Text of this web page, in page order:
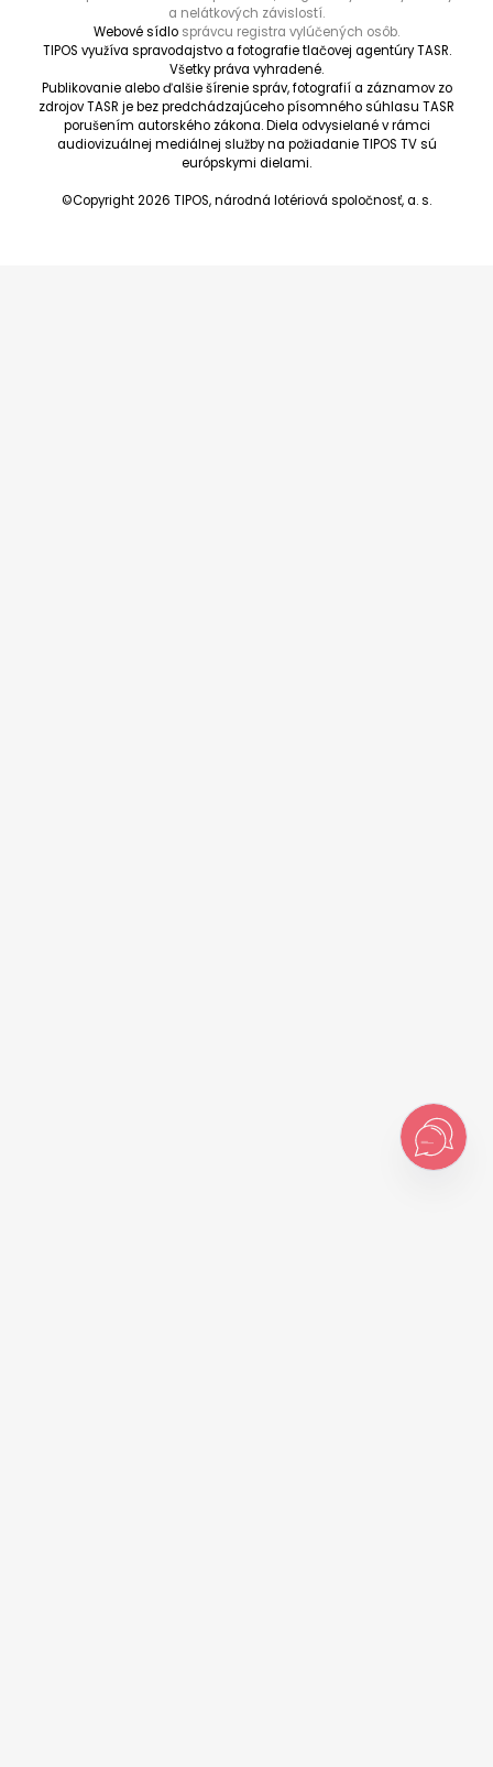
a nelátkových závislostí.
Webové sídlo správcu registra vylúčených osôb.
TIPOS využíva spravodajstvo a fotografie tlačovej agentúry TASR.
Všetky práva vyhradené.
Publikovanie alebo ďalšie šírenie správ, fotografií a záznamov zo
zdrojov TASR je bez predchádzajúceho písomného súhlasu TASR
porušením autorského zákona. Diela odvysielané v rámci
audiovizuálnej mediálnej služby na požiadanie TIPOS TV sú
európskymi dielami.
©Copyright 2026 TIPOS, národná lotériová spoločnosť, a. s.